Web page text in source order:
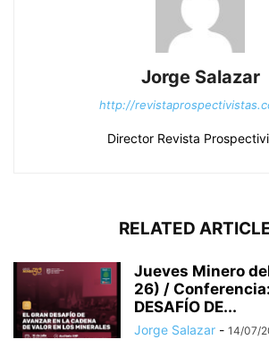
Jorge Salazar
http://
Director Revista
RELATED
Jueves Minero
26) / Conferencia:
DESAFÍO DE...
Jorge Salazar - 14/07/